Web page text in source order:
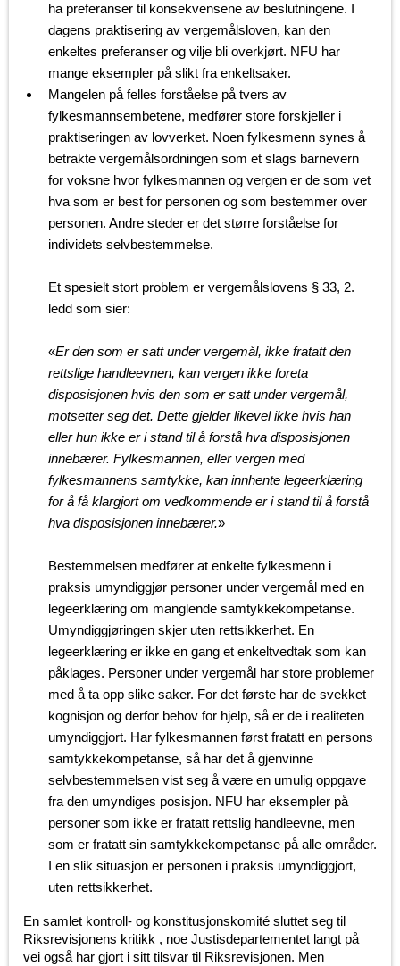
ha preferanser til konsekvensene av beslutningene. I
dagens praktisering av vergemålsloven, kan den
enkeltes preferanser og vilje bli overkjørt. NFU har
mange eksempler på slikt fra enkeltsaker.
Mangelen på felles forståelse på tvers av
fylkesmannsembetene, medfører store forskjeller i
praktiseringen av lovverket. Noen fylkesmenn synes å
betrakte vergemålsordningen som et slags barnevern
for voksne hvor fylkesmannen og vergen er de som vet
hva som er best for personen og som bestemmer over
personen. Andre steder er det større forståelse for
individets selvbestemmelse.
Et spesielt stort problem er vergemålslovens § 33, 2.
ledd som sier:
«Er den som er satt under vergemål, ikke fratatt den
rettslige handleevnen, kan vergen ikke foreta
disposisjonen hvis den som er satt under vergemål,
motsetter seg det. Dette gjelder likevel ikke hvis han
eller hun ikke er i stand til å forstå hva disposisjonen
innebærer. Fylkesmannen, eller vergen med
fylkesmannens samtykke, kan innhente legeerklæring
for å få klargjort om vedkommende er i stand til å forstå
hva disposisjonen innebærer.»
Bestemmelsen medfører at enkelte fylkesmenn i
praksis umyndiggjør personer under vergemål med en
legeerklæring om manglende samtykkekompetanse.
Umyndiggjøringen skjer uten rettsikkerhet. En
legeerklæring er ikke en gang et enkeltvedtak som kan
påklages. Personer under vergemål har store problemer
med å ta opp slike saker. For det første har de svekket
kognisjon og derfor behov for hjelp, så er de i realiteten
umyndiggjort. Har fylkesmannen først fratatt en persons
samtykkekompetanse, så har det å gjenvinne
selvbestemmelsen vist seg å være en umulig oppgave
fra den umyndiges posisjon. NFU har eksempler på
personer som ikke er fratatt rettslig handleevne, men
som er fratatt sin samtykkekompetanse på alle områder.
I en slik situasjon er personen i praksis umyndiggjort,
uten rettsikkerhet.
En samlet kontroll- og konstitusjonskomité sluttet seg til
Riksrevisjonens kritikk , noe Justisdepartementet langt på
vei også har gjort i sitt tilsvar til Riksrevisjonen. Men